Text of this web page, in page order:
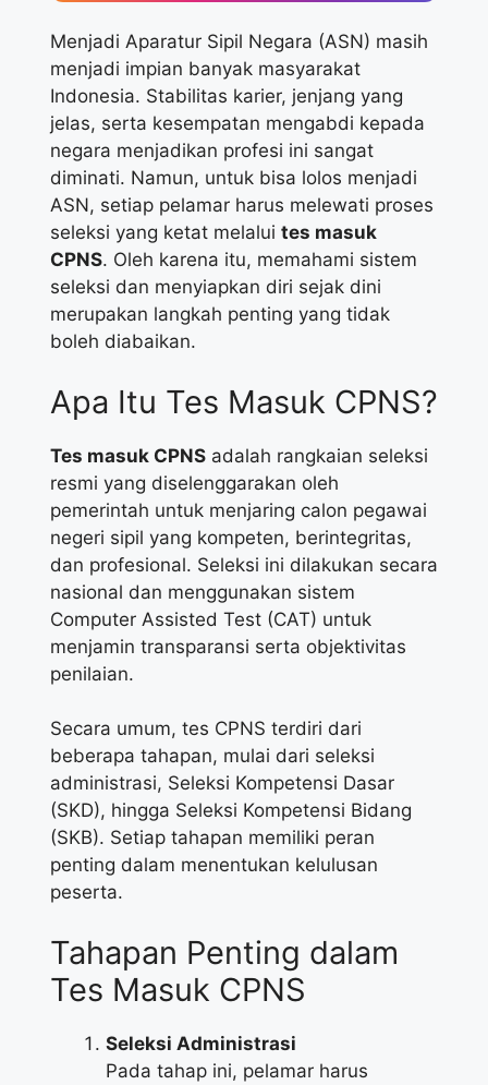
Menjadi Aparatur Sipil Negara (ASN) masih
menjadi impian banyak masyarakat
Indonesia. Stabilitas karier, jenjang yang
jelas, serta kesempatan mengabdi kepada
negara menjadikan profesi ini sangat
diminati. Namun, untuk bisa lolos menjadi
ASN, setiap pelamar harus melewati proses
seleksi yang ketat melalui tes masuk
CPNS. Oleh karena itu, memahami sistem
seleksi dan menyiapkan diri sejak dini
merupakan langkah penting yang tidak
boleh diabaikan.
Apa Itu Tes Masuk CPNS?
Tes masuk CPNS adalah rangkaian seleksi
resmi yang diselenggarakan oleh
pemerintah untuk menjaring calon pegawai
negeri sipil yang kompeten, berintegritas,
dan profesional. Seleksi ini dilakukan secara
nasional dan menggunakan sistem
Computer Assisted Test (CAT) untuk
menjamin transparansi serta objektivitas
penilaian.
Secara umum, tes CPNS terdiri dari
beberapa tahapan, mulai dari seleksi
administrasi, Seleksi Kompetensi Dasar
(SKD), hingga Seleksi Kompetensi Bidang
(SKB). Setiap tahapan memiliki peran
penting dalam menentukan kelulusan
peserta.
Tahapan Penting dalam
Tes Masuk CPNS
Seleksi Administrasi
Pada tahap ini, pelamar harus